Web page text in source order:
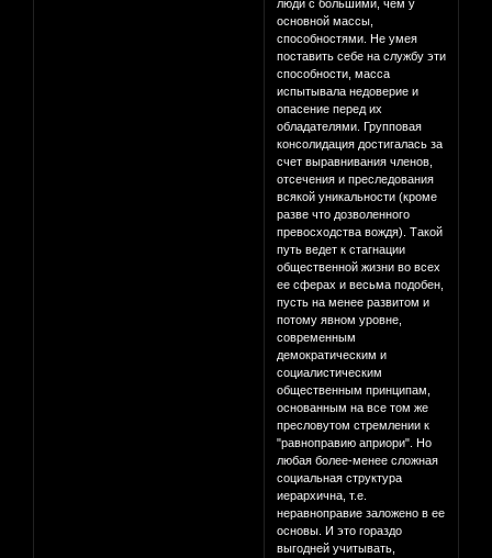
люди с большими, чем у
основной массы,
способностями. Не умея
поставить себе на службу эти
способности, масса
испытывала недоверие и
опасение перед их
обладателями. Групповая
консолидация достигалась за
счет выравнивания членов,
отсечения и преследования
всякой уникальности (кроме
разве что дозволенного
превосходства вождя). Такой
путь ведет к стагнации
общественной жизни во всех
ее сферах и весьма подобен,
пусть на менее развитом и
потому явном уровне,
современным
демократическим и
социалистическим
общественным принципам,
основанным на все том же
пресловутом стремлении к
"равноправию априори". Но
любая более-менее сложная
социальная структура
иерархична, т.е.
неравноправие заложено в ее
основы. И это гораздо
выгодней учитывать,